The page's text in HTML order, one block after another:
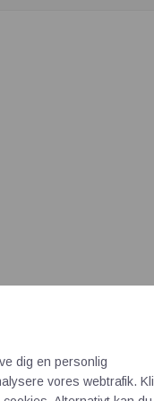
ja – masser af
dig en personlig
vores webtrafik.